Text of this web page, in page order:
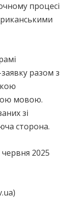
процесі
разом з
мовою.
зі
сторона.
2025